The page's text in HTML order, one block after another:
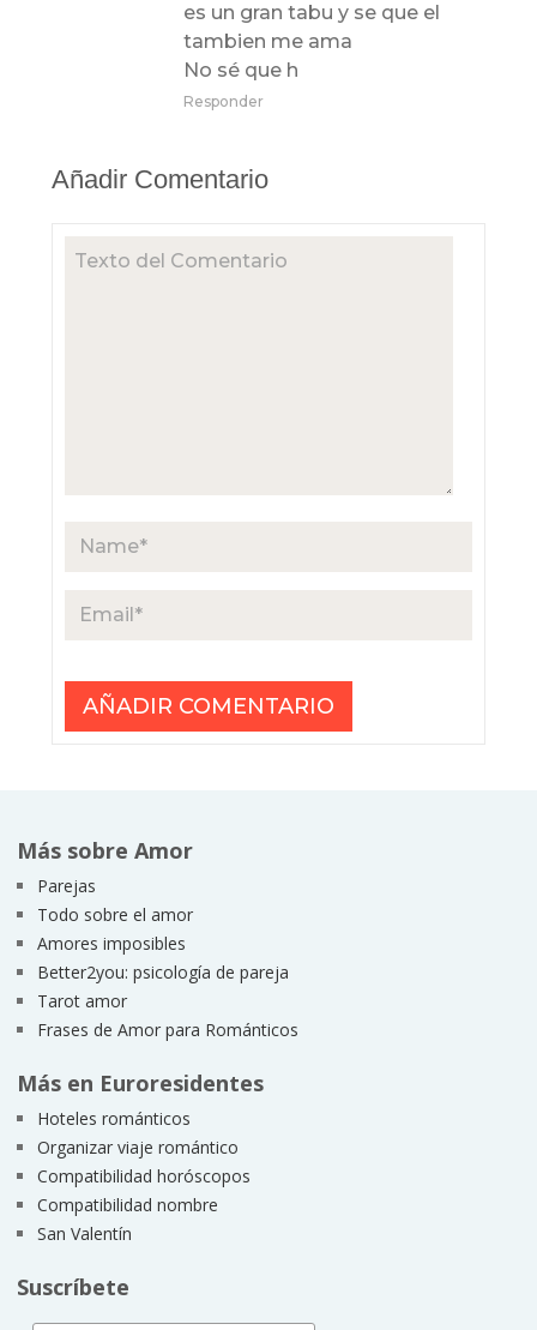
es un gran tabu y se que el
tambien me ama
No sé que h
Responder
Añadir Comentario
Más sobre Amor
Parejas
Todo sobre el amor
Amores imposibles
Better2you: psicología de pareja
Tarot amor
Frases de Amor para Románticos
Más en Euroresidentes
Hoteles románticos
Organizar viaje romántico
Compatibilidad horóscopos
Compatibilidad nombre
San Valentín
Suscríbete